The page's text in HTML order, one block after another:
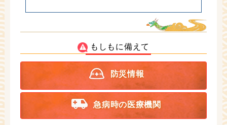
もしもに備えて
防災情報
急病時の医療機関